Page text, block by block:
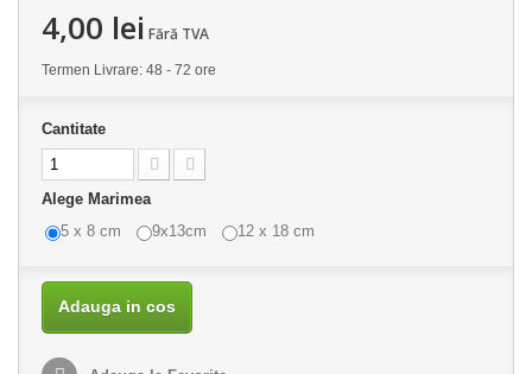
4,00 lei Fără TVA
Termen Livrare: 48 - 72 ore
Cantitate
Alege Marimea
5 x 8 cm
9x13cm 12 x 18 cm
Adauga in cos